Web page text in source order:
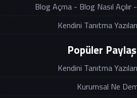
Blog Açma - Blog Nasıl
Kendini Tanıtma
Popüler
Kendini Tanıtma
Kurumsal Ne